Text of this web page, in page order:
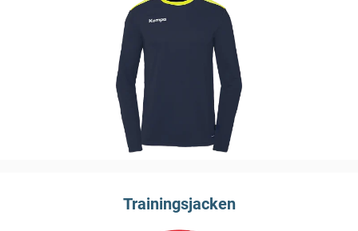
Trainingsjacken